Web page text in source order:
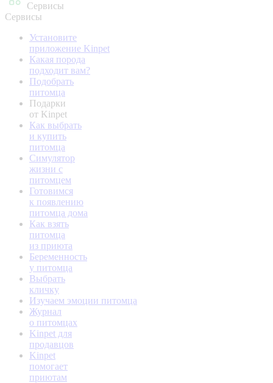
Сервисы
Сервисы
Установите
приложение Kinpet
Какая порода
подходит вам?
Подобрать
питомца
Подарки
от Kinpet
Как выбрать
и купить
питомца
Симулятор
жизни с
питомцем
Готовимся
к появлению
питомца дома
Как взять
питомца
из приюта
Беременность
у питомца
Выбрать
кличку
Изучаем эмоции питомца
Журнал
о питомцах
Kinpet для
продавцов
Kinpet
помогает
приютам